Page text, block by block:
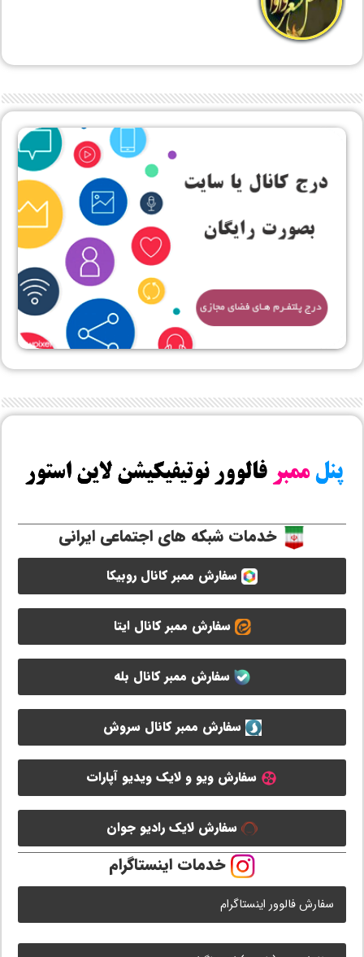
خدمات شبکه های اجتماعی ایرانی
سفارش ممبر کانال روبیکا
سفارش ممبر کانال ایتا
سفارش ممبر کانال بله
سفارش ممبر کانال سروش
سفارش ویو و لایک ویدیو آپارات
سفارش لایک رادیو جوان
خدمات اینستاگرام
سفارش فالوور اینستاگرام